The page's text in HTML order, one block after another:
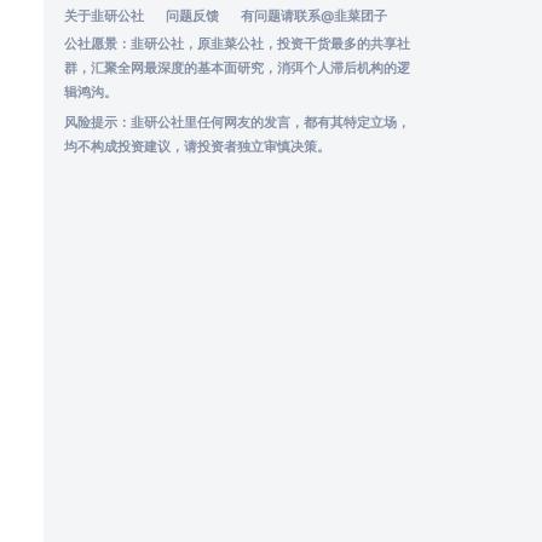
关于韭研公社 问题反馈 有问题请联系@韭菜团子
公社愿景：韭研公社，原韭菜公社，投资干货最多的共享社
群，汇聚全网最深度的基本面研究，消弭个人滞后机构的逻
辑鸿沟。
风险提示：韭研公社里任何网友的发言，都有其特定立场，
均不构成投资建议，请投资者独立审慎决策。